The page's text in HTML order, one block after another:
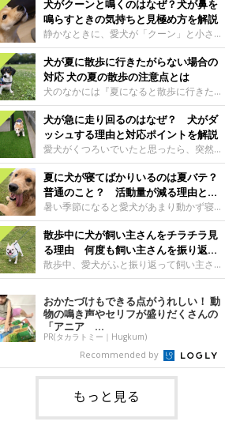
犬がクーンと鳴くのはなぜ？犬が鼻を
鳴らすときの気持ちと見極め方を解説
静かなときに、愛犬が「クーン」と小さく
鳴いたり、鼻を鳴らすような音を出したり
することはありませんか？ 大きく吠える
わけではない分、「不安なの？それとも何
かお願いしているの？」と気になる飼い主
さんもいるかもしれません。今回は、犬が
クーンと鳴く理由や鼻鳴らしの背景、見極
め方と対応のポイントなどについて、いぬ
のきもち獣医師相談室の原 駿太朗先生に
伺いました。クーンと鳴くのはどんな気持
ち？いぬのきもち投稿写真ギャラリー犬が
クーンと小さく鳴くときは、何らかの感情
を伝えようとしている場合があると考えら
れています。大
犬が夏に散歩に行きたがらない場合の
対応 犬の夏の散歩の注意点とは
犬のなかには『夏になると散歩に行きたが
らない、歩かなくなる』『暑い季節は散歩
の気配を察すると涼しい部屋から出ようと
しない』など散歩に行きたがらないコもい
るようです。愛犬の運動をさせてあげたい
のに、散歩に行きたがらない。このような
場合はどう対応すればよいのでしょうか？
「愛犬が夏に散歩に行きたがらない場合の
対応」について、いぬのきもち獣医師相談
室の白山さとこ先生に聞きました。Q.夏に
犬の散歩に行くときの注意点は？ いぬの
きもち投稿写真ギャラリーーー夏に愛犬と
散歩に行くときは、どのようなことに注意
をするとよい
犬が急に走り回るのはなぜ？ 犬がダ
ッシュする理由と対応ポイントを解説
愛犬がくつろいでいたと思ったら、突然部
屋の中を走り回り始める――そんな様子に
驚いたことはありませんか？ 急な動きに
「何が起きているの？」と戸惑う飼い主さ
んも多いでしょう。落ち着いていたはずな
のに、急にスイッチが入ったように見える
と不安になることもあります。今回は、犬
が急に走り回る理由や見極め方などについ
て、いぬのきもち獣医師相談室の岡本りさ
先生に伺いました。犬が急に走り回るのは
ラリー犬が突然走り回る行動は、必ずしも
珍しいものではないと考えられています。
体にたまったエ
夏に犬が寝てばかりいるのは夏バテ？
普通のこと？ 活動量が減る理由と対
策とは
暑い季節になると愛犬があまり動かず寝て
ばかりだと感じる飼い主さんはいません
か？その様子に、愛犬が夏バテで疲れてい
るのか、元気がないのかなど不安に感じる
方もいるのではないかと思います。 で
は、犬が寝てばかりいるときに対処が必要
かを見極める方法はあるのでしょうか？
「犬の活動量が夏に減る理由と対策」につ
いて、いぬのきもち獣医師相談室の山口み
き先生に話を聞きました。Q. 夏に犬の活
動量が減る理由は？ いぬのきもち投稿写
真ギャラリーーー夏に愛犬の活動量が減る
と感じる飼い主さんもいるようです。理由
としてどのようなこ
散歩中に犬が飼い主さんをチラチラ見
る理由 何度も飼い主さんを振り返る
のはなぜ？
散歩中、愛犬がふと振り返って飼い主さん
の様子を確認する…そんな場面に心当たり
はありませんか？ 何度もチラチラ見られ
ると、「何か気になることがあるの？」
「ちゃんと歩けているかな」と不安になる
ことがあるかもしれません。愛犬が歩きな
がら飼い主さんを振り返るしぐさには、ど
んな気持ちが隠れているのでしょうか。今
回は、犬が散歩中に飼い主さんを確認する
理由や注意すべきサインの見極めかた、対
応のポイントなどについて、いぬのきもち
獣医師相談室の原 駿太朗先生に伺いまし
おかたづけもできる点がうれしい！ 動
物の鳴き声やセリフが盛りだくさんの
「アニア ...
PR(タカラトミー｜Hugkum)
Recommended by
もっと見る